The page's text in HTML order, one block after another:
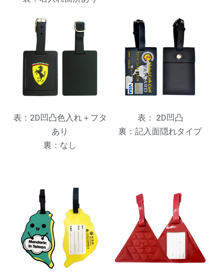
表：2D凹凸色入れ＋フタ
あり
裏：なし
表： 2D凹凸
裏：記入面隠れタイプ